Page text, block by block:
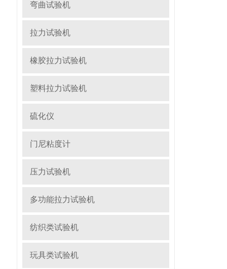
弯曲试验机
拉力试验机
橡胶拉力试验机
塑料拉力试验机
硫化仪
门尼粘度计
压力试验机
多功能拉力试验机
纺织类试验机
玩具类试验机